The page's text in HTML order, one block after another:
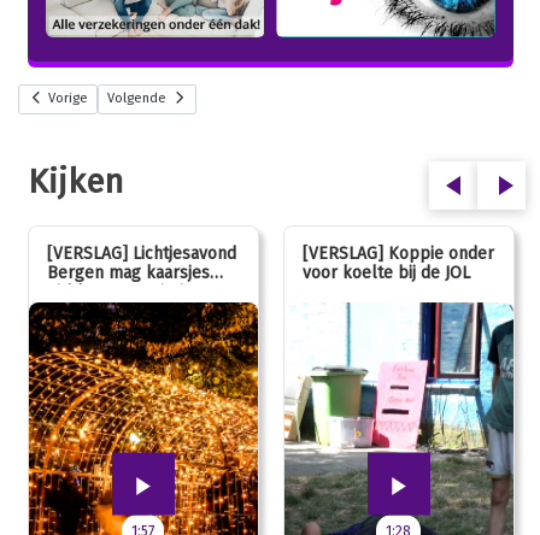
Vorige Volgende
Kijken
[VERSLAG] Lichtjesavond
Bergen mag kaarsjes
jubileum!
1:57
[VERSLAG] Koppie onder
voor koelte bij de JOL
1:28